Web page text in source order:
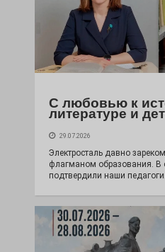
С любовью к
литературе и
29.07.2026
Электросталь давно
флагманом образования. В
подтвердили наши педагоги.